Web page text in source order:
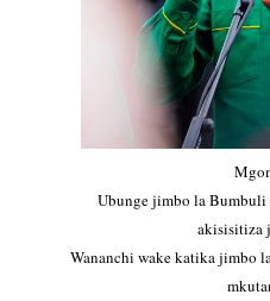
Ubunge jimbo la Bumbuli
akisisitiza
Wananchi wake katika jimbo